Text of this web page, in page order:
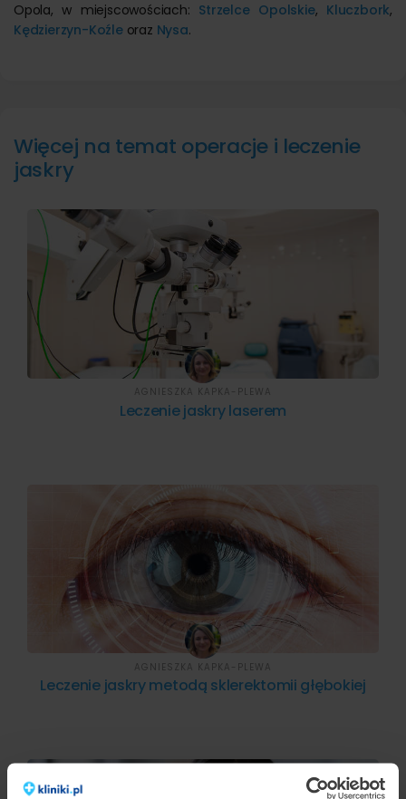
Opola, w miejscowościach: Strzelce Opolskie, Kluczbork,
Kędzierzyn-Koźleoraz Nysa.
Więcej na temat operacje i leczenie
jaskry
Leczenie jaskry laserem
AGNIESZKA KAPKA-PLEWA
Leczenie jaskry metodą sklerektomii głębokiej
AGNIESZKA KAPKA-PLEWA